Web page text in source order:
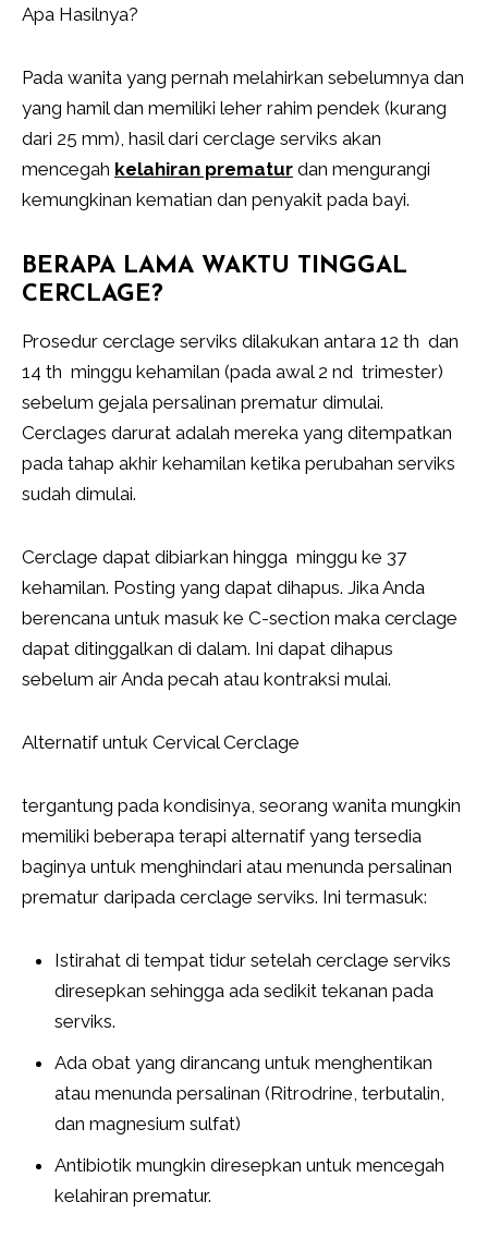
Apa Hasilnya?
Pada wanita yang pernah melahirkan sebelumnya dan
yang hamil dan memiliki leher rahim pendek (kurang
dari 25 mm), hasil dari cerclage serviks akan
mencegah kelahiran prematur dan mengurangi
kemungkinan kematian dan penyakit pada bayi.
BERAPA LAMA WAKTU TINGGAL
CERCLAGE?
Prosedur cerclage serviks dilakukan antara 12 th dan
14 th minggu kehamilan (pada awal 2 nd trimester)
sebelum gejala persalinan prematur dimulai.
Cerclages darurat adalah mereka yang ditempatkan
pada tahap akhir kehamilan ketika perubahan serviks
sudah dimulai.
Cerclage dapat dibiarkan hingga minggu ke 37
kehamilan. Posting yang dapat dihapus. Jika Anda
berencana untuk masuk ke C-section maka cerclage
dapat ditinggalkan di dalam. Ini dapat dihapus
sebelum air Anda pecah atau kontraksi mulai.
Alternatif untuk Cervical Cerclage
tergantung pada kondisinya, seorang wanita mungkin
memiliki beberapa terapi alternatif yang tersedia
baginya untuk menghindari atau menunda persalinan
prematur daripada cerclage serviks. Ini termasuk:
Istirahat di tempat tidur setelah cerclage serviks
diresepkan sehingga ada sedikit tekanan pada
serviks.
Ada obat yang dirancang untuk menghentikan
atau menunda persalinan (Ritrodrine, terbutalin,
dan magnesium sulfat)
Antibiotik mungkin diresepkan untuk mencegah
kelahiran prematur.